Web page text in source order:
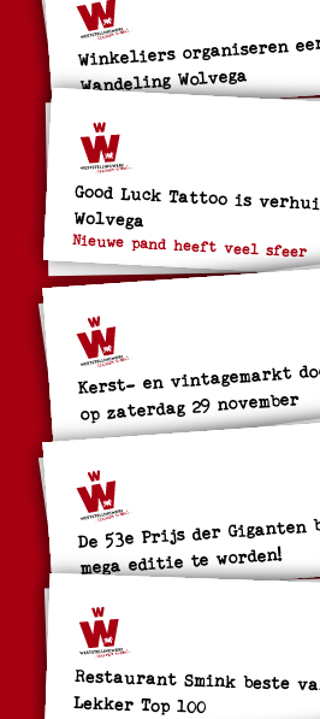
Winkeliers organiseren
Wandeling Wolvega
Good Luck Tattoo is
Wolvega
Nieuwe pand heeft veel sfeer
Kerst- en vintagemarkt
op zaterdag 29 november
De 53e Prijs der
mega editie te worden!
Restaurant Smink beste
Lekker Top 100